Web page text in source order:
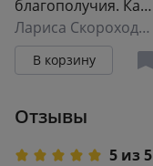
благополучия. Как
сделать свой дом
источником сил,
вдохновения,
процветания
Лариса Скороходова
В корзину
Отзывы
5 из 5